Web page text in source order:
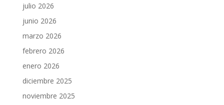
julio 2026
junio 2026
marzo 2026
febrero 2026
enero 2026
diciembre 2025
noviembre 2025